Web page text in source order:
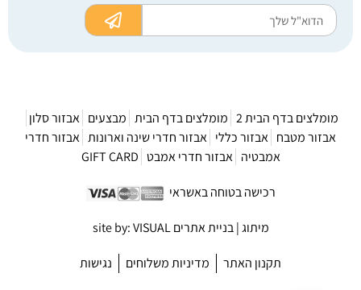
מומלצים בדף הבית 2 מומלצים בדף הבית מבצעים
אבזור סלון
אבזור מטבח
אבזור כללי אבזור חדרי שינה וארונות
אבזור חדרי
אמבטיה
אבזור חדרי אמבט GIFT CARD
רכישה בטוחה באשראי
מיתוג | בניית אתרים site by: VISUAL
תקנון האתר מדיניות משלוחים נגישות